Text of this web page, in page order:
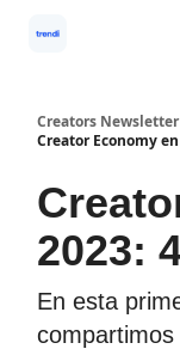
Creators
Creator Economy
2023:
En esta